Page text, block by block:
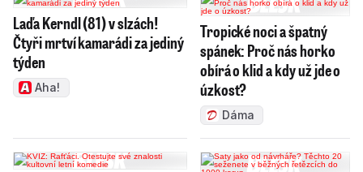
Laďa Kerndl (81) v slzách!
Čtyři mrtví kamarádi za jediný
týden
Aha!
Tropické noci a špatný
spánek: Proč nás horko
obírá o klid a kdy už jde o
úzkost?
Dáma